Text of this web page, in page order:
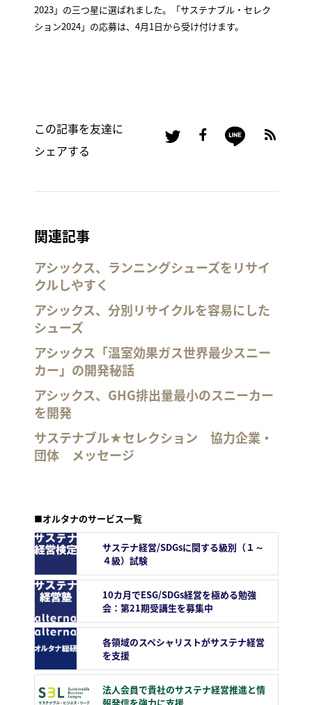
2023」の三つ星に選ばれました。「サステナブル・セレク
ション2024」の応募は、4月1日から受け付けます。
この記事を友達に
シェアする
関連記事
アシックス、ランニングシューズをリサイ
クルしやすく
アシックス、分別リサイクルを容易にした
シューズ
アシックス「温室効果ガス世界最少スニー
カー」の開発秘話
アシックス、GHG排出量最小のスニーカー
を開発
サステナブル★セレクション 協力企業・
団体 メッセージ
■オルタナのサービス一覧
サステナ経営/SDGsに関する級別（１～
４級）試験
10カ月でESG/SDGs経営を極める勉強
会：第21期受講生を募集中
各領域のスペシャリストがサステナ経営
を支援
法人会員で貴社のサステナ経営推進と情